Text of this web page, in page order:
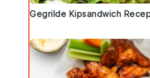
Gegrilde Kipsandwich